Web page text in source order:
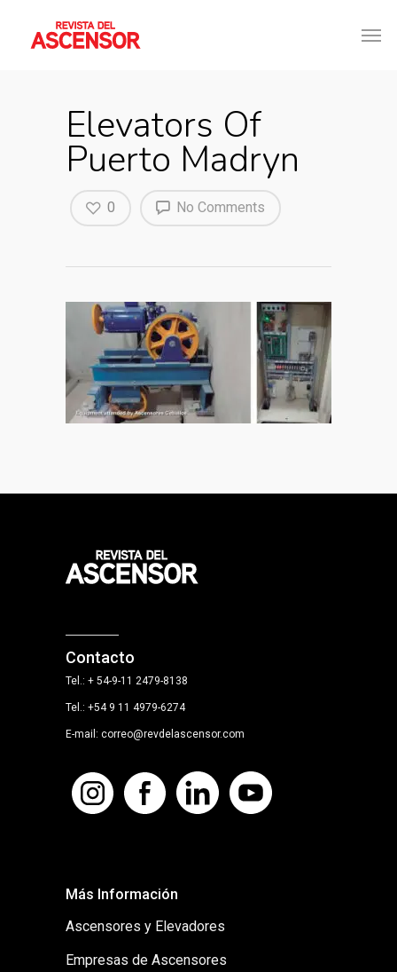
Elevators Of
Puerto Madryn
No Comments
0
Contacto
Tel.: + 54-9-11 2479-8138
Tel.: +54 9 11 4979-6274
E-mail: correo@revdelascensor.com
Más Información
Ascensores y Elevadores
Empresas de Ascensores